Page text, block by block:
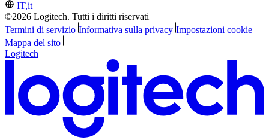
IT,it
©2026 Logitech. Tutti i diritti riservati
Termini di servizio Informativa sulla privacy Impostazioni cookie
Mappa del sito
Logitech